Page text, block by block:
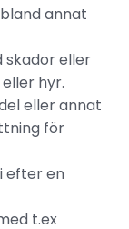
annat
skador eller
hyr.
eller annat
för
efter en
t.ex